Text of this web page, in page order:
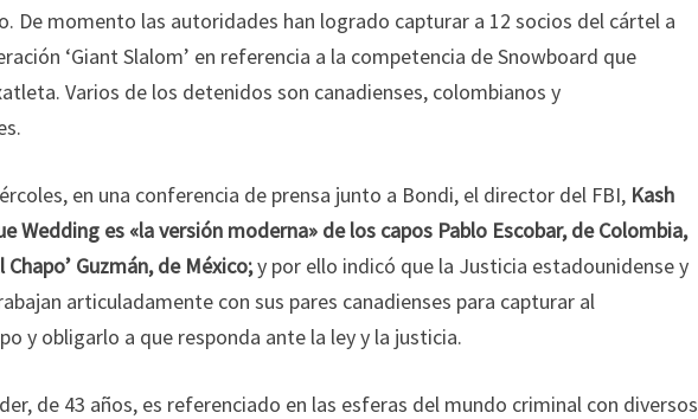
De momento las autoridades han logrado capturar a 12 socios del cártel a
‘Giant Slalom’ en referencia a la competencia de Snowboard que
Varios de los detenidos son canadienses, colombianos y
en una conferencia de prensa junto a Bondi, el director del FBI, Kash
Wedding es «la versión moderna» de los capos Pablo Escobar, de Colombia,
Chapo’ Guzmán, de México;y por ello indicó que la Justicia estadounidense y
articuladamente con sus pares canadienses para capturar al
y obligarlo a que responda ante la ley y la justicia.
de 43 años, es referenciado en las esferas del mundo criminal con diversos